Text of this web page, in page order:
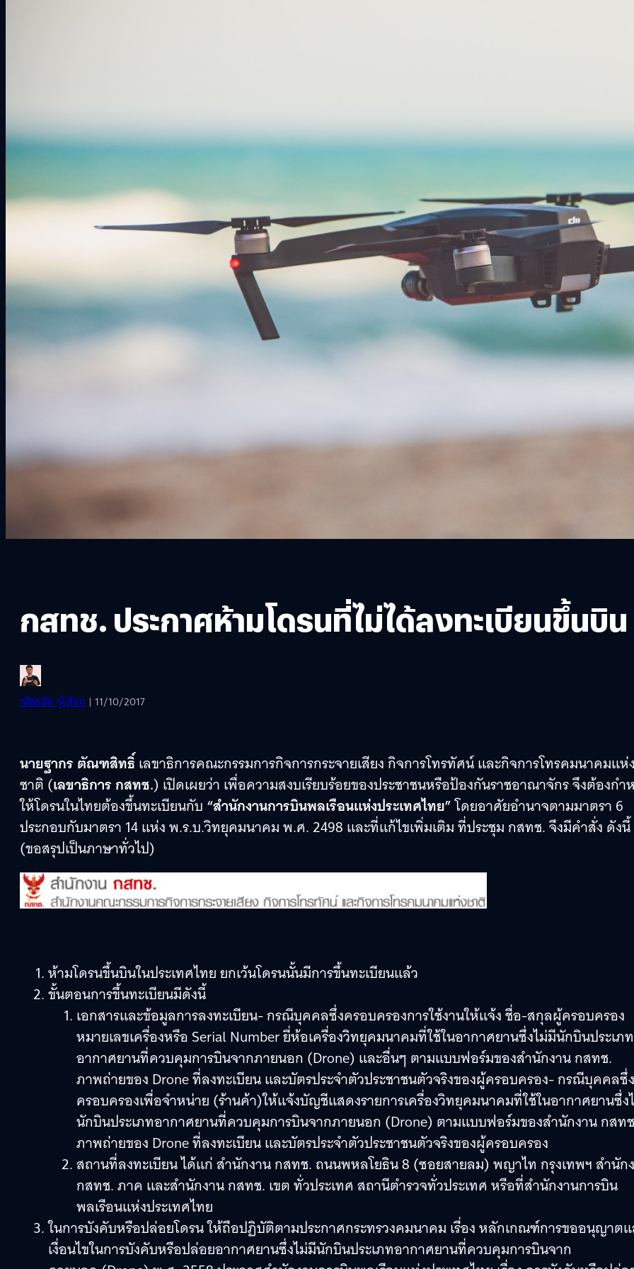
กสทช. ประกาศห้ามโดรนที่ไม่ได้ลงทะเบียนขึ้นบิน
ณัชธนัท จุโฬทก | 11/10/2017
นายฐากร ตัณฑสิทธิ์ เลขาธิการคณะกรรมการกิจการกระจายเสียง กิจการโทรทัศน์ และกิจการโทรคมนาคมแห่ง
ชาติ (เลขาธิการ กสทช.) เปิดเผยว่า เพื่อความสงบเรียบร้อยของประชาชนหรือป้องกันราชอาณาจักร จึงต้องกำ
ให้โดรนในไทยต้องขึ้นทะเบียนกับ “สำนักงานการบินพลเรือนแห่งประเทศไทย”โดยอาศัยอำนาจตามมาตรา 6
ประกอบกับมาตรา 14 แห่ง พ.ร.บ.วิทยุคมนาคม พ.ศ. 2498 และที่แก้ไขเพิ่มเติม ที่ประชุม กสทช. จึงมีคำสั่ง ดังนี้
(ขอสรุปเป็นภาษาทั่วไป)
ห้ามโดรนขึ้นบินในประเทศไทย ยกเว้นโดรนนั้นมีการขึ้นทะเบียนแล้ว
ขั้นตอนการขึ้นทะเบียนมีดังนี้
เอกสารและข้อมูลการลงทะเบียน- กรณีบุคคลซึ่งครอบครองการใช้งานให้แจ้ง ชื่อ-สกุลผู้ครอบครอง
หมายเลขเครื่องหรือ Serial Number ยี่ห้อเครื่องวิทยุคมนาคมที่ใช้ในอากาศยานซึ่งไม่มีนักบินประเภท
อากาศยานที่ควบคุมการบินจากภายนอก (Drone) และอื่นๆ ตามแบบฟอร์มของสำนักงาน กสทช.
ภาพถ่ายของ Drone ที่ลงทะเบียน และบัตรประจำตัวประชาชนตัวจริงของผู้ครอบครอง- กรณีบุคคลซึ่ง
ครอบครองเพื่อจำหน่าย (ร้านค้า)ให้แจ้งบัญชีแสดงรายการเครื่องวิทยุคมนาคมที่ใช้ในอากาศยานซึ่ง
นักบินประเภทอากาศยานที่ควบคุมการบินจากภายนอก (Drone) ตามแบบฟอร์มของสำนักงาน กสท
ภาพถ่ายของ Drone ที่ลงทะเบียน และบัตรประจำตัวประชาชนตัวจริงของผู้ครอบครอง
สถานที่ลงทะเบียน ได้แก่ สำนักงาน กสทช. ถนนพหลโยธิน 8 (ซอยสายลม) พญาไท กรุงเทพฯ สำนัก
กสทช. ภาค และสำนักงาน กสทช. เขต ทั่วประเทศ สถานีตำรวจทั่วประเทศ หรือที่สำนักงานการบิน
พลเรือนแห่งประเทศไทย
ในการบังคับหรือปล่อยโดรน ให้ถือปฏิบัติตามประกาศกระทรวงคมนาคม เรื่อง หลักเกณฑ์การขออนุญาต
เงื่อนไขในการบังคับหรือปล่อยอากาศยานซึ่งไม่มีนักบินประเภทอากาศยานที่ควบคุมการบินจาก